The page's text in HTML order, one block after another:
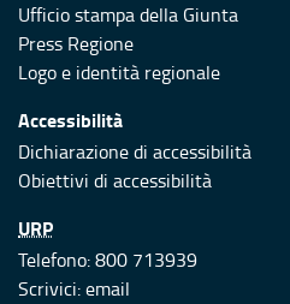
Ufficio stampa della Giunta
Press Regione
Logo e identità regionale
Accessibilità
Dichiarazione di accessibilità
Obiettivi di accessibilità
URP
Telefono: 800 713939
Scrivici:email